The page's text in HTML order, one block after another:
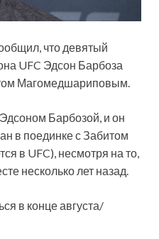
что девятый
UFC Эдсон Барбоза
Магомедшариповым.
Барбозой, и он
в поединке с Забитом
в UFC), несмотря на то,
несколько лет назад.
в конце августа/